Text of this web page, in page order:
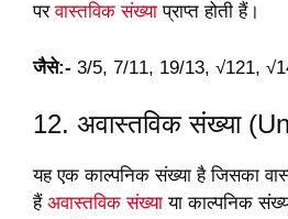
परवास्तविक संख्या प्राप्त होती हैं।
जैसे:- 3/5, 7/11, 19/13, √121,
12. अवास्तविक संख्या
यह एक काल्पनिक संख्या है जिसका
हैं अवास्तविक संख्या या काल्पनिक